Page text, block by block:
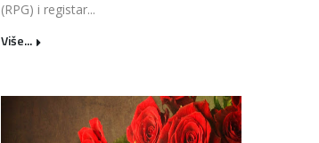
(RPG) i registar...
Više...